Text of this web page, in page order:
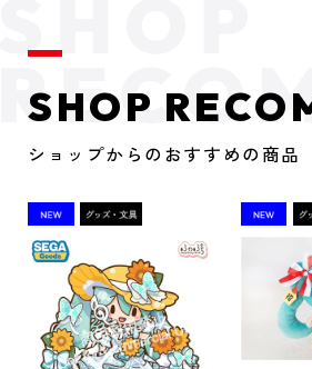
SHOP
ショップからのおすすめの商品